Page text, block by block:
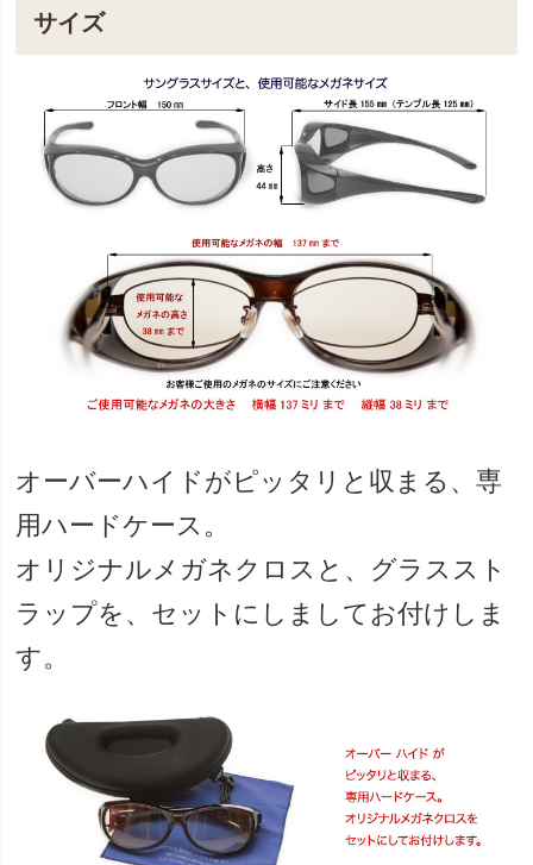
サイズ
オーバーハイドがピッタリと収まる、専
用ハードケース。
オリジナルメガネクロスと、グラススト
ラップを、セットにしましてお付けしま
す。